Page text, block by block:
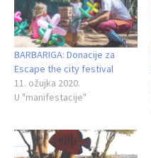
BARBARIGA: Donacije za
Escape the city festival
11. ožujka 2020.
U "manifestacije"